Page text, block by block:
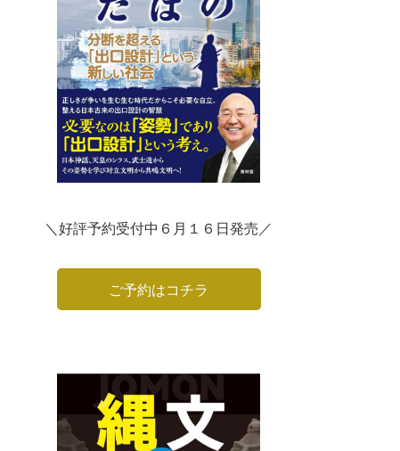
＼好評予約受付中６月１６日発売／
ご予約はコチラ